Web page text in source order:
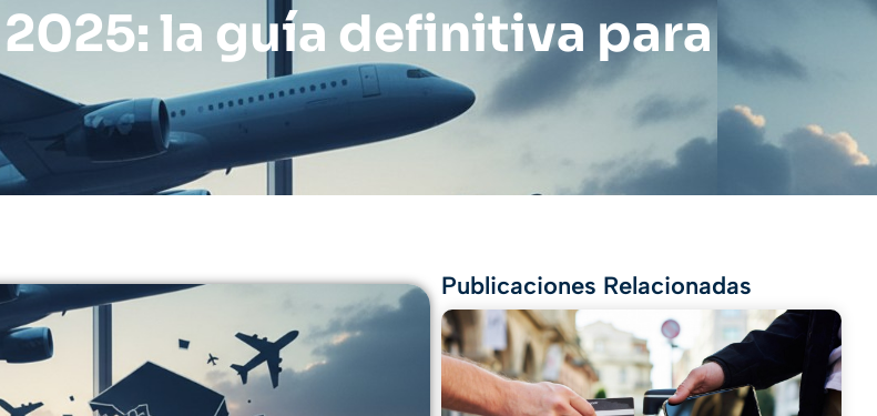
la guía definitiva para
Publicaciones Relacionadas